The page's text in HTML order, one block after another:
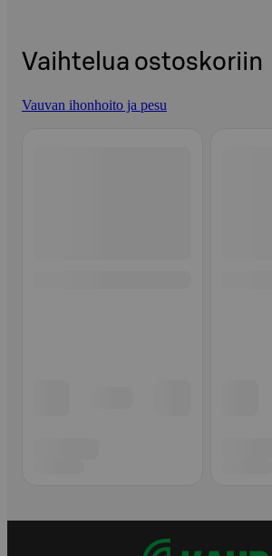
Vaihtelua ostoskoriin
Vauvan ihonhoito ja pesu